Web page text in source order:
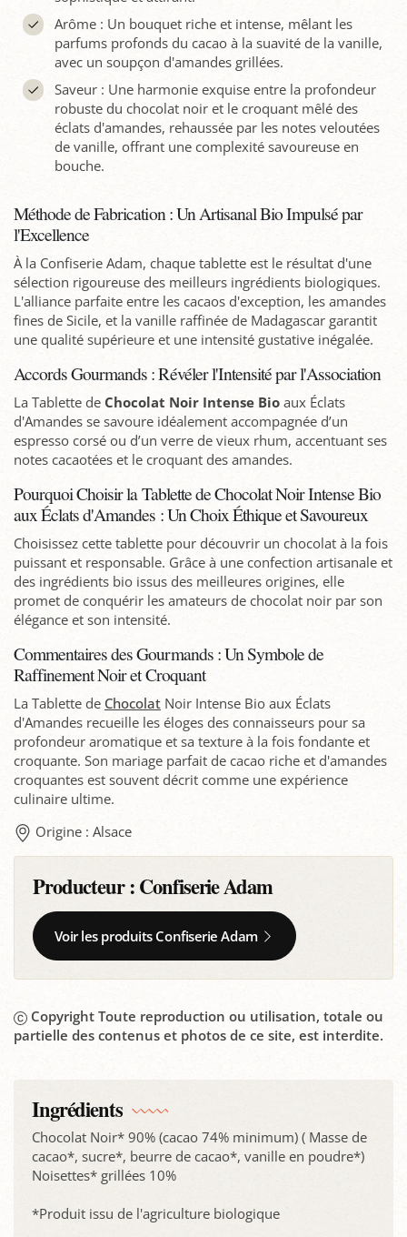
Arôme : Un bouquet riche et intense, mêlant les
parfums profonds du cacao à la suavité de la vanille,
avec un soupçon d'amandes grillées.
Saveur : Une harmonie exquise entre la profondeur
robuste du chocolat noir et le croquant mêlé des
éclats d'amandes, rehaussée par les notes veloutées
de vanille, offrant une complexité savoureuse en
bouche.
Méthode de Fabrication : Un Artisanal Bio Impulsé par
l'Excellence
À la Confiserie Adam, chaque tablette est le résultat d'une
sélection rigoureuse des meilleurs ingrédients biologiques.
L'alliance parfaite entre les cacaos d'exception, les amandes
fines de Sicile, et la vanille raffinée de Madagascar garantit
une qualité supérieure et une intensité gustative inégalée.
Accords Gourmands : Révéler l'Intensité par l'Association
La Tablette de Chocolat Noir Intense Bio aux Éclats
d'Amandes se savoure idéalement accompagnée d’un
espresso corsé ou d’un verre de vieux rhum, accentuant ses
notes cacaotées et le croquant des amandes.
Pourquoi Choisir la Tablette de Chocolat Noir Intense Bio
aux Éclats d'Amandes : Un Choix Éthique et Savoureux
Choisissez cette tablette pour découvrir un chocolat à la fois
puissant et responsable. Grâce à une confection artisanale et
des ingrédients bio issus des meilleures origines, elle
promet de conquérir les amateurs de chocolat noir par son
élégance et son intensité.
Commentaires des Gourmands : Un Symbole de
Raffinement Noir et Croquant
La Tablette de Chocolat Noir Intense Bio aux Éclats
d'Amandes recueille les éloges des connaisseurs pour sa
profondeur aromatique et sa texture à la fois fondante et
croquante. Son mariage parfait de cacao riche et d'amandes
croquantes est souvent décrit comme une expérience
culinaire ultime.
Origine : Alsace
Producteur :Confiserie Adam
Voir les produits Confiserie Adam
Copyright Toute reproduction ou utilisation, totale ou
partielle des contenus et photos de ce site, est interdite.
Ingrédients
Chocolat Noir* 90% (cacao 74% minimum) ( Masse de
cacao*, sucre*, beurre de cacao*, vanille en poudre*)
Noisettes* grillées 10%
*Produit issu de l'agriculture biologique